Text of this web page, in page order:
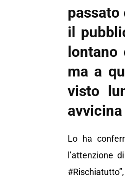
passato
il
ma a
visto
Lo ha
l’attenzione